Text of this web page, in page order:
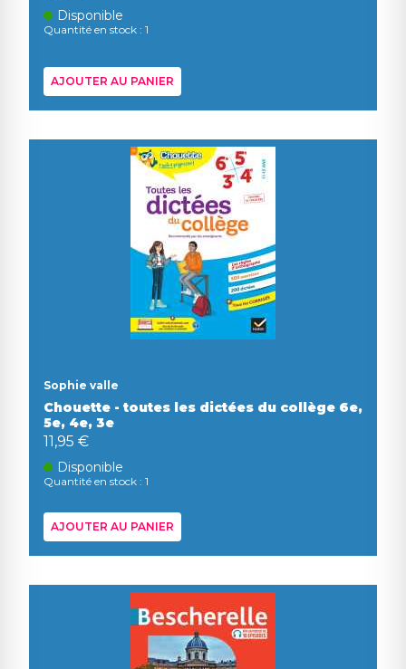
Disponible
Quantité en stock : 1
AJOUTER AU PANIER
Sophie valle
Chouette - toutes les dictées du collège 6e,
5e, 4e, 3e
11,95 €
Disponible
Quantité en stock : 1
AJOUTER AU PANIER